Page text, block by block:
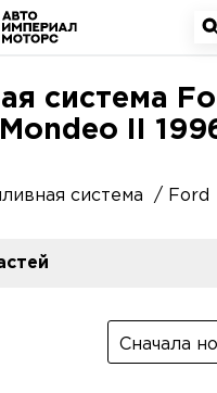
система
II
система Ford
Сначала